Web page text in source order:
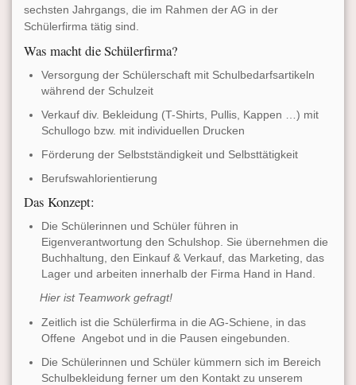
sechsten Jahrgangs, die im Rahmen der AG in der
Schülerfirma tätig sind.
Was macht die Schülerfirma?
Versorgung der Schülerschaft mit Schulbedarfsartikeln
während der Schulzeit
Verkauf div. Bekleidung (T-Shirts, Pullis, Kappen …) mit
Schullogo bzw. mit individuellen Drucken
Förderung der Selbstständigkeit und Selbsttätigkeit
Berufswahlorientierung
Das Konzept:
Die Schülerinnen und Schüler führen in
Eigenverantwortung den Schulshop. Sie übernehmen die
Buchhaltung, den Einkauf & Verkauf, das Marketing, das
Lager und arbeiten innerhalb der Firma Hand in Hand.
Hier ist Teamwork gefragt!
Zeitlich ist die Schülerfirma in die AG-Schiene, in das
Offene Angebot und in die Pausen eingebunden.
Die Schülerinnen und Schüler kümmern sich im Bereich
Schulbekleidung ferner um den Kontakt zu unserem